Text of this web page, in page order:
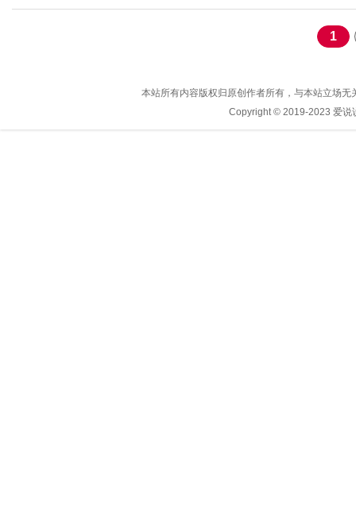
1
本站所有内容版权归原创作者所有，与本站立场
Copyright © 2019-2023 爱说